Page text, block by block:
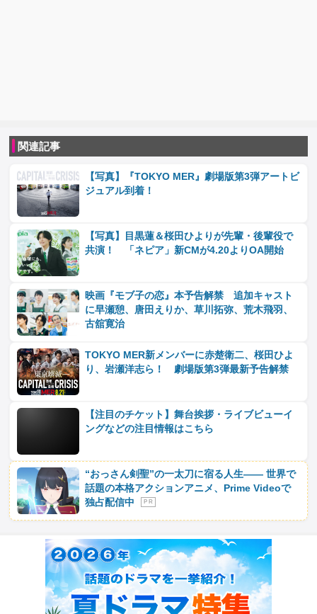
関連記事
【写真】『TOKYO MER』劇場版第3弾アートビ
ジュアル到着！
【写真】目黒蓮＆桜田ひよりが先輩・後輩役で
共演！ 「ネピア」新CMが4.20よりOA開始
映画『モブ子の恋』本予告解禁 追加キャスト
に早瀬憩、唐田えりか、草川拓弥、荒木飛羽、
古舘寛治
TOKYO MER新メンバーに赤楚衛二、桜田ひよ
り、岩瀬洋志ら！ 劇場版第3弾最新予告解禁
【注目のチケット】舞台挨拶・ライブビューイ
ングなどの注目情報はこちら
“おっさん剣聖”の一太刀に宿る人生―― 世界で
話題の本格アクションアニメ、Prime Videoで
独占配信中
P R